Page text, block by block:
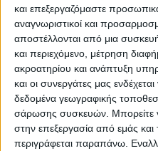
και επεξεργαζόμαστε
αναγνωριστικοί και
αποστέλλονται από μια συσκευή
και περιεχόμενο, μέτρηση
ακροατηρίου και ανάπτυξη
και οι συνεργάτες μας
δεδομένα γεωγραφικής
σάρωσης συσκευών. Μπορείτε
στην επεξεργασία από εμάς
περιγράφεται παραπάνω.
To 1875 γεννήθηκε ο
Ferdinand Porsche και
Farina έγινε ο πρώτος
στην ιστορία της F1